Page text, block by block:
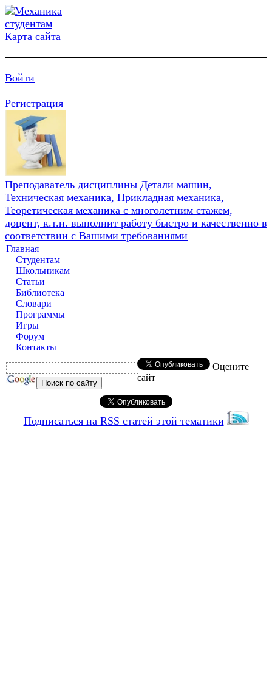
Карта сайта
Войти
Регистрация
Преподаватель дисциплины Детали машин,
Техническая механика, Прикладная механика,
Теоретическая механика с многолетним стажем,
доцент, к.т.н. выполнит работу быстро и качественно в
соответствии с Вашими требованиями
Главная
Студентам
Школьникам
Статьи
Библиотека
Словари
Программы
Игры
Форум
Контакты
Оцените
сайт
Подписаться на RSS статей этой тематики